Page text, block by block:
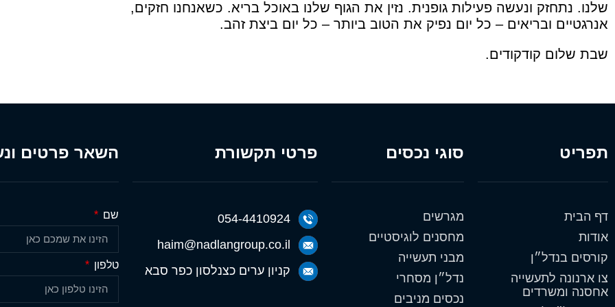
שלנו. נתחזק ונעשה פעילות גופנית. נזין את הגוף שלנו באוכל בריא. כשאנחנו חזקים,
אנרגטיים ובריאים – כל יום נפיק את הטוב ביותר – כל יום ביצת זהב.
שבת שלום קודקודים.
תפריט
דף הבית
אודות
קורסים בנדל״ן
צו ארנונה לתעשייה
אחסנה ומשרדים
סוגי נכסים
מגרשים
מחסנים לוגיסטיים
מבני תעשייה
נדל״ן מסחרי
נכסים מניבים
פרטי תקשורת
054-4410924
haim@nadlangroup.co.il
קניון ערים כצנלסון כפר סבא
השאר פרטים
שם
טלפון